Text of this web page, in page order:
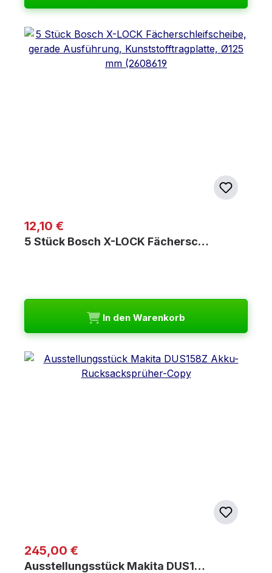
Regulärer Preis:
12,10 €
5 Stück Bosch X-LOCK Fächersc…
In den Warenkorb
Regulärer Preis:
245,00 €
Ausstellungsstück Makita DUS1…